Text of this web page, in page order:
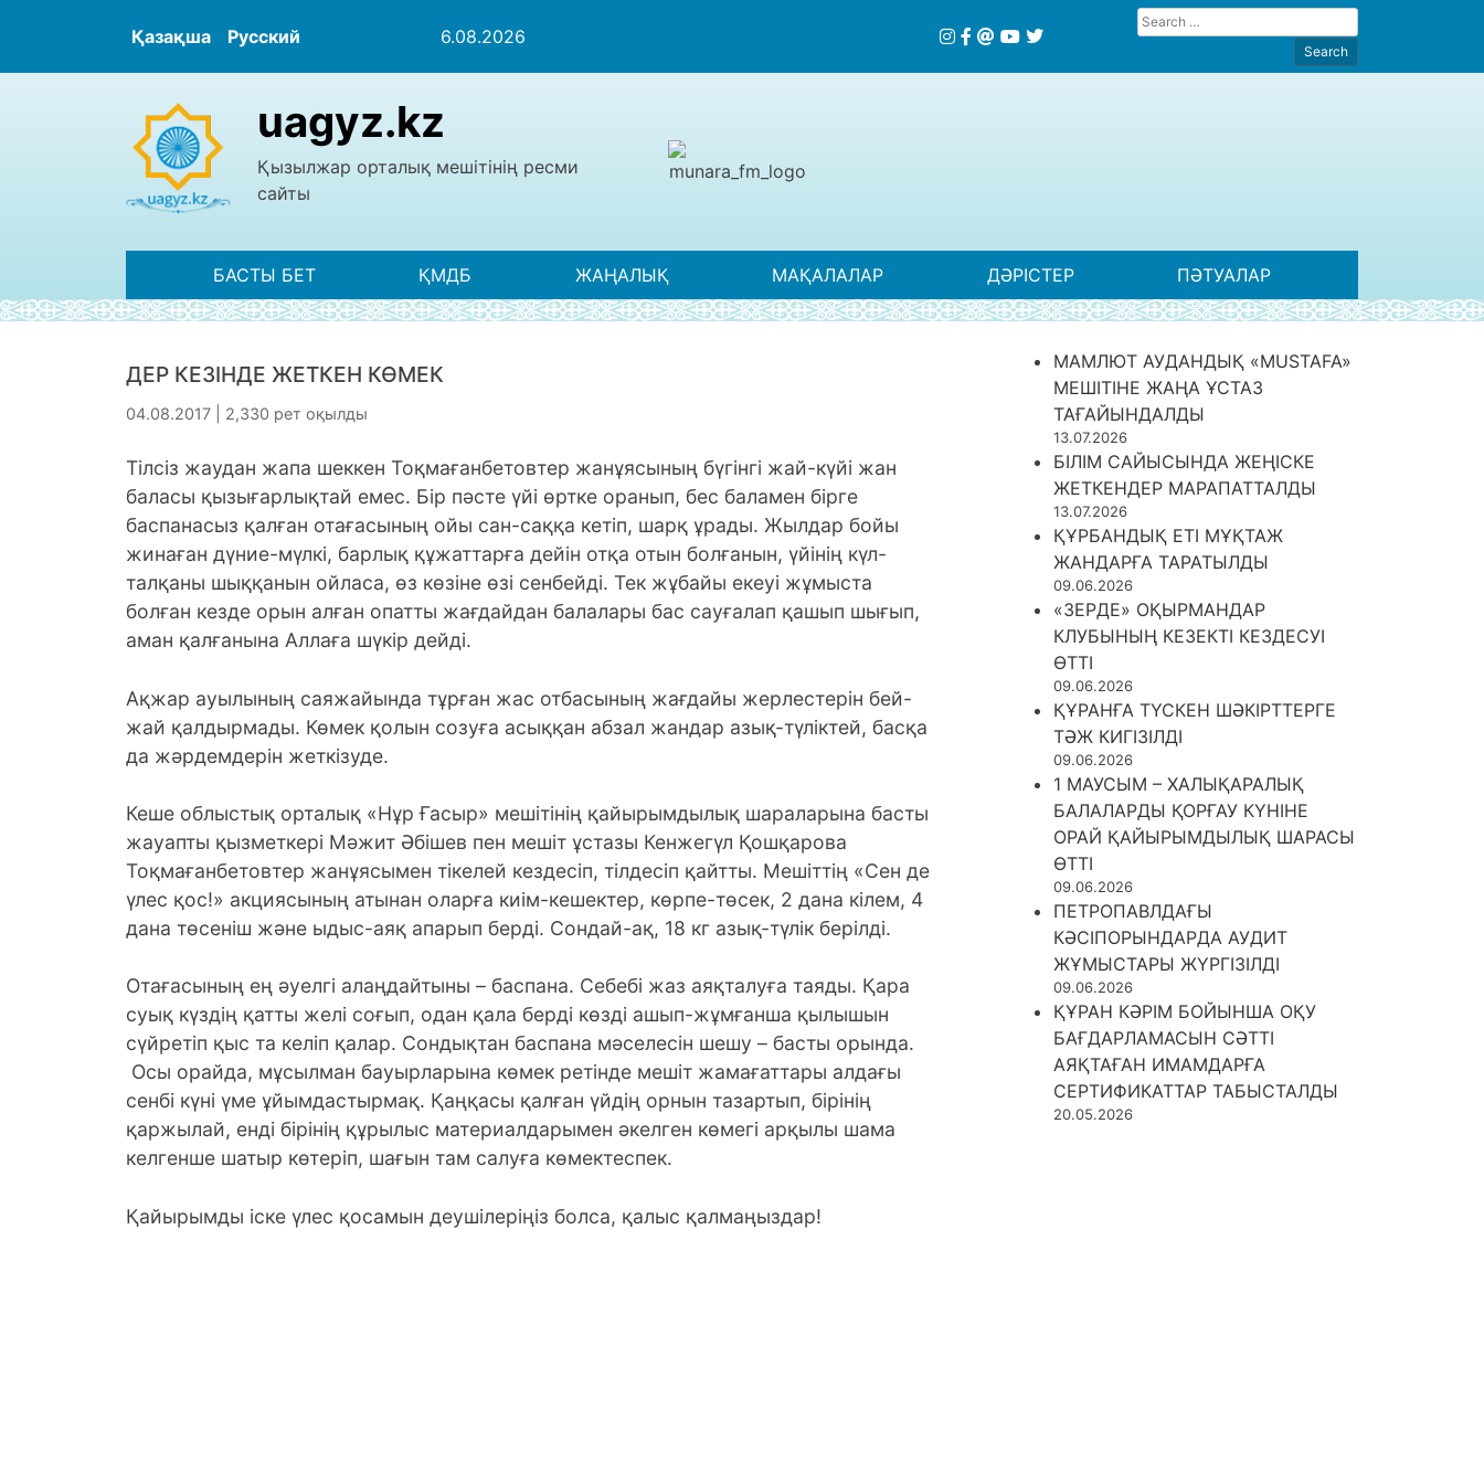
Қазақша Русский 6.08.2026
uagyz.kz
Қызылжар орталық мешітінің ресми
сайты
БАСТЫ БЕТ ҚМДБ ЖАҢАЛЫҚ МАҚАЛАЛАР ДӘРІСТЕР ПӘТУАЛАР
ДЕР КЕЗІНДЕ ЖЕТКЕН КӨМЕК
04.08.2017 | 2,330 рет оқылды
Тілсіз жаудан жапа шеккен Тоқмағанбетовтер жанұясының бүгінгі жай-күйі жан
баласы қызығарлықтай емес. Бір пәсте үйі өртке оранып, бес баламен бірге
баспанасыз қалған отағасының ойы сан-саққа кетіп, шарқ ұрады. Жылдар бойы
жинаған дүние-мүлкі, барлық құжаттарға дейін отқа отын болғанын, үйінің күл-
талқаны шыққанын ойласа, өз көзіне өзі сенбейді. Тек жұбайы екеуі жұмыста
болған кезде орын алған опатты жағдайдан балалары бас сауғалап қашып шығып,
аман қалғанына Аллаға шүкір дейді.
Ақжар ауылының саяжайында тұрған жас отбасының жағдайы жерлестерін бей-
жай қалдырмады. Көмек қолын созуға асыққан абзал жандар азық-түліктей, басқа
да жәрдемдерін жеткізуде.
Кеше облыстық орталық «Нұр Ғасыр» мешітінің қайырымдылық шараларына басты
жауапты қызметкері Мәжит Әбішев пен мешіт ұстазы Кенжегүл Қошқарова
Тоқмағанбетовтер жанұясымен тікелей кездесіп, тілдесіп қайтты. Мешіттің «Сен де
үлес қос!» акциясының атынан оларға киім-кешектер, көрпе-төсек, 2 дана кілем, 4
дана төсеніш және ыдыс-аяқ апарып берді. Сондай-ақ, 18 кг азық-түлік берілді.
Отағасының ең әуелгі алаңдайтыны – баспана. Себебі жаз аяқталуға таяды. Қара
суық күздің қатты желі соғып, одан қала берді көзді ашып-жұмғанша қылышын
сүйретіп қыс та келіп қалар. Сондықтан баспана мәселесін шешу – басты орында.
Осы орайда, мұсылман бауырларына көмек ретінде мешіт жамағаттары алдағы
сенбі күні үме ұйымдастырмақ. Қаңқасы қалған үйдің орнын тазартып, бірінің
қаржылай, енді бірінің құрылыс материалдарымен әкелген көмегі арқылы шама
келгенше шатыр көтеріп, шағын там салуға көмектеспек.
Қайырымды іске үлес қосамын деушілеріңіз болса, қалыс қалмаңыздар!
МАМЛЮТ АУДАНДЫҚ «MUSTAFA»
МЕШІТІНЕ ЖАҢА ҰСТАЗ
ТАҒАЙЫНДАЛДЫ
13.07.2026
БІЛІМ САЙЫСЫНДА ЖЕҢІСКЕ
ЖЕТКЕНДЕР МАРАПАТТАЛДЫ
13.07.2026
ҚҰРБАНДЫҚ ЕТІ МҰҚТАЖ
ЖАНДАРҒА ТАРАТЫЛДЫ
09.06.2026
«ЗЕРДЕ» ОҚЫРМАНДАР
КЛУБЫНЫҢ КЕЗЕКТІ КЕЗДЕСУІ
ӨТТІ
09.06.2026
ҚҰРАНҒА ТҮСКЕН ШӘКІРТТЕРГЕ
ТӘЖ КИГІЗІЛДІ
09.06.2026
1 МАУСЫМ – ХАЛЫҚАРАЛЫҚ
БАЛАЛАРДЫ ҚОРҒАУ КҮНІНЕ
ОРАЙ ҚАЙЫРЫМДЫЛЫҚ ШАРАСЫ
ӨТТІ
09.06.2026
ПЕТРОПАВЛДАҒЫ
КӘСІПОРЫНДАРДА АУДИТ
ЖҰМЫСТАРЫ ЖҮРГІЗІЛДІ
09.06.2026
ҚҰРАН КӘРІМ БОЙЫНША ОҚУ
БАҒДАРЛАМАСЫН СӘТТІ
АЯҚТАҒАН ИМАМДАРҒА
СЕРТИФИКАТТАР ТАБЫСТАЛДЫ
20.05.2026